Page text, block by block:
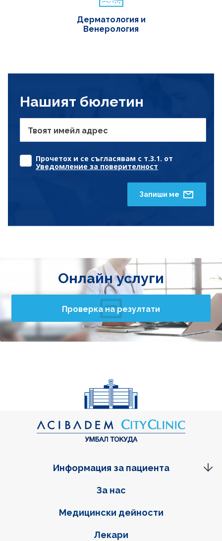
Дерматология и
Венерология
Нашият бюлетин
Твоят имейл адрес
Прочетох и се съгласявам с т.3.1. от
Уведомление за поверителност
Запиши ме
Онлайн услуги
Проверка на резултати
Фуутер навигация
За нас
Медицински дейности
Лекари
Информация за пациента